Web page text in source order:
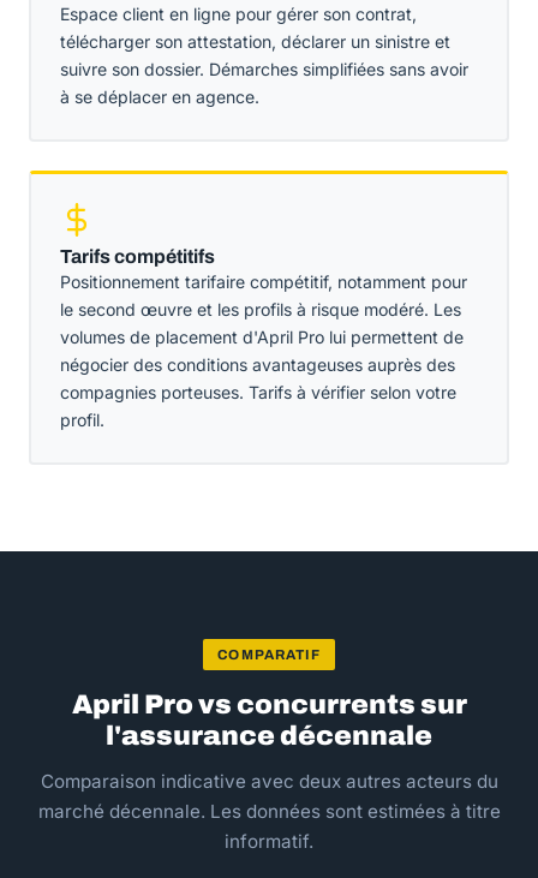
Espace client en ligne pour gérer son contrat,
télécharger son attestation, déclarer un sinistre et
suivre son dossier. Démarches simplifiées sans avoir
à se déplacer en agence.
Tarifs compétitifs
Positionnement tarifaire compétitif, notamment pour
le second œuvre et les profils à risque modéré. Les
volumes de placement d'April Pro lui permettent de
négocier des conditions avantageuses auprès des
compagnies porteuses. Tarifs à vérifier selon votre
profil.
COMPARATIF
April Pro vs concurrents sur
l'assurance décennale
Comparaison indicative avec deux autres acteurs du
marché décennale. Les données sont estimées à titre
informatif.